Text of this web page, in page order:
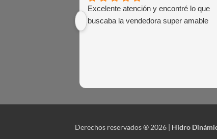
Excelente atención y encontré lo que
buscaba la vendedora super amable
Derechos reservados ® 2026 | Hidro